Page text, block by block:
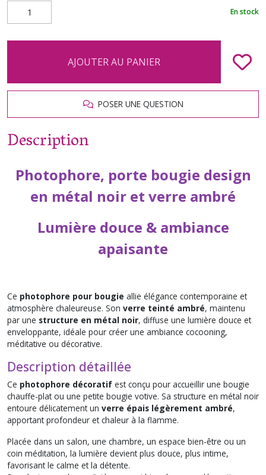
En stock
AJOUTER AU PANIER
POSER UNE QUESTION
Description
Photophore, porte bougie design
en métal noir et verre ambré
Lumière douce & ambiance
apaisante
Ce photophore pour bougie allie élégance contemporaine et
atmosphère chaleureuse. Son verre teinté ambré, maintenu
par une structure en métal noir, diffuse une lumière douce et
enveloppante, idéale pour créer une ambiance cocooning,
méditative ou décorative.
Description détaillée
Ce photophore décoratif est conçu pour accueillir une bougie
chauffe-plat ou une petite bougie votive. Sa structure en métal noir
entoure délicatement un verre épais légèrement ambré,
apportant profondeur et chaleur à la flamme.
Placée dans un salon, une chambre, un espace bien-être ou un
coin méditation, la lumière devient plus douce, plus intime,
favorisant le calme et la détente.